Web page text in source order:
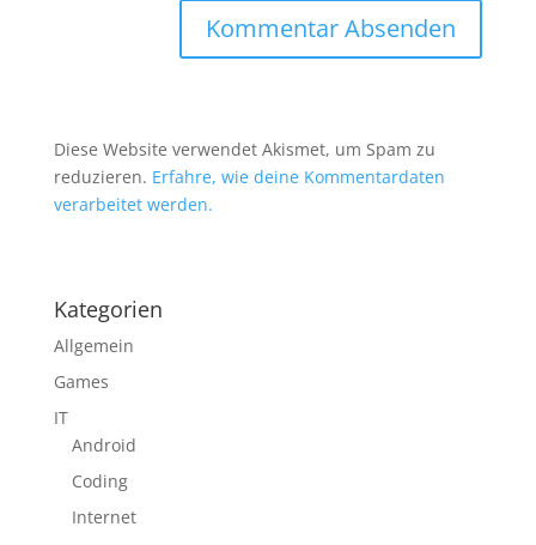
Diese Website verwendet Akismet, um Spam zu
reduzieren. Erfahre, wie deine Kommentardaten
verarbeitet werden.
Kategorien
Allgemein
Games
IT
Android
Coding
Internet